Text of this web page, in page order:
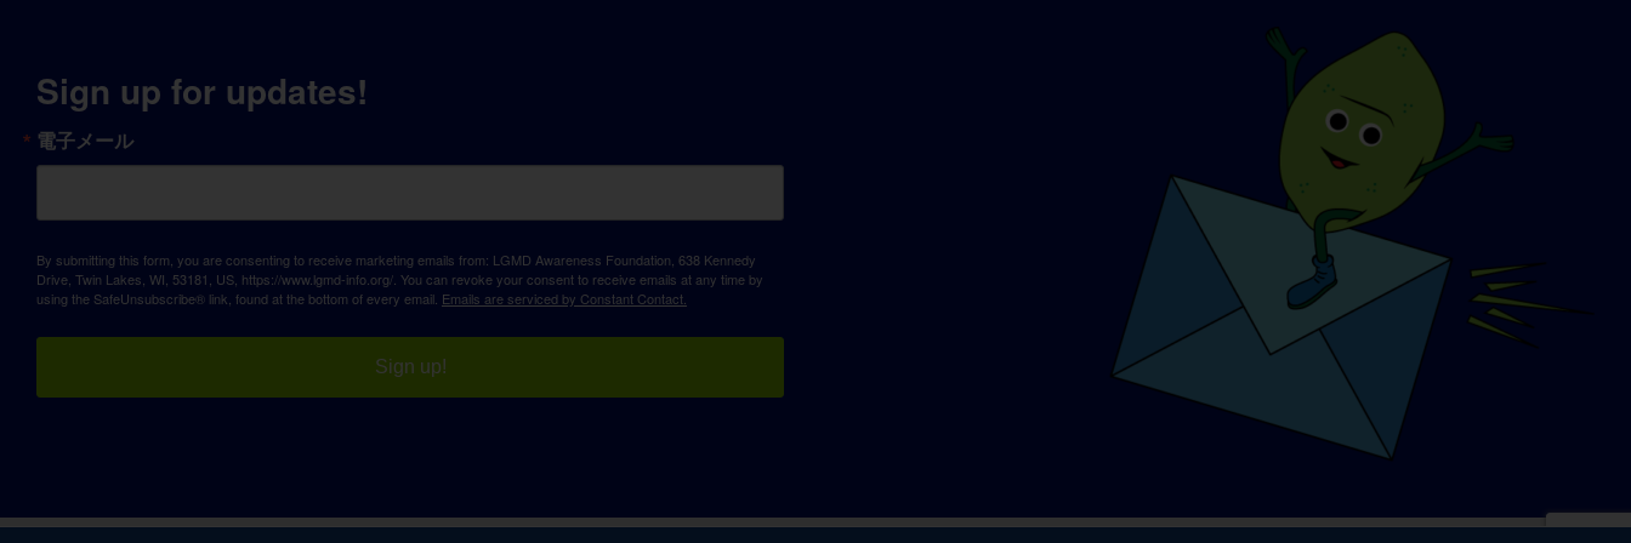
Sign up for updates!
電子メール
By submitting this form, you are consenting to receive marketing emails from: LGMD Awareness Foundation, 638 Kennedy
Drive, Twin Lakes, WI, 53181, US, https://www.lgmd-info.org/. You can revoke your consent to receive emails at any time by
using the SafeUnsubscribe® link, found at the bottom of every email. Emails are serviced by Constant Contact.
Sign up!